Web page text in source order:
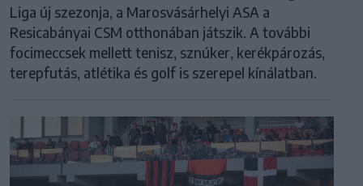
Liga új szezonja, a Marosvásárhelyi ASA a
Resicabányai CSM otthonában játszik. A további
focimeccsek mellett tenisz, sznúker, kerékpározás,
terepfutás, atlétika és golf is szerepel kínálatban.